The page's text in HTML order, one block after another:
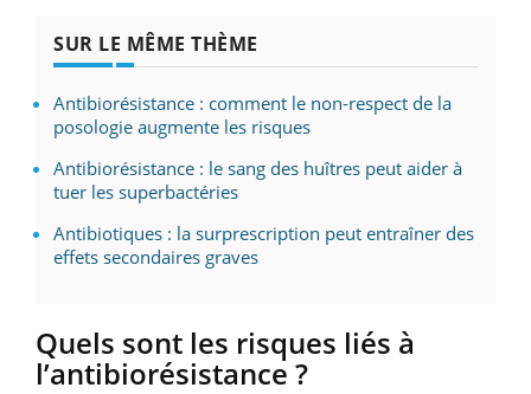
SUR LE MÊME THÈME
Antibiorésistance : comment le non-respect de la
posologie augmente les risques
Antibiorésistance : le sang des huîtres peut aider à
tuer les superbactéries
Antibiotiques : la surprescription peut entraîner des
effets secondaires graves
Quels sont les risques liés à
l’antibiorésistance ?